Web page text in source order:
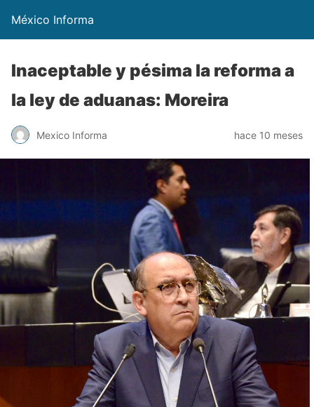
México Informa
Inaceptable y pésima la reforma a
la ley de aduanas: Moreira
Mexico Informa hace 10 meses